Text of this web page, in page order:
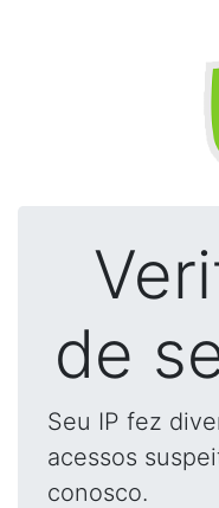
de
Seu IP fez
acessos
conosco.